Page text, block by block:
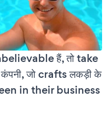
हैं, तो take
जो crafts लकड़ी के
seen in their business